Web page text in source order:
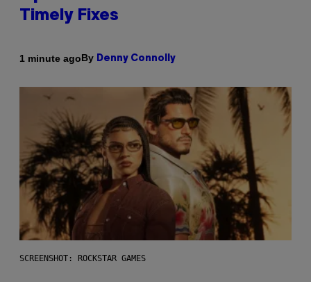
Timely Fixes
1 minute agoBy Denny Connolly
SCREENSHOT: ROCKSTAR GAMES